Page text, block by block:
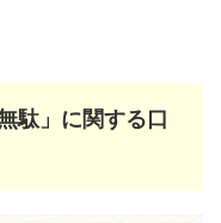
駄」に関する口